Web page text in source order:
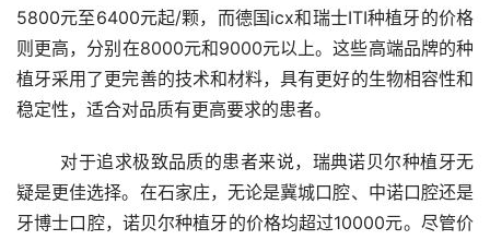
5800元至6400元起/颗，而德国icx和瑞士ITI种植牙的价格
则更高，分别在8000元和9000元以上。这些高端品牌的种
植牙采用了更完善的技术和材料，具有更好的生物相容性和
稳定性，适合对品质有更高要求的患者。
疑是更佳选择。在石家庄，无论是冀城口腔、中诺口腔还是
牙博士口腔，诺贝尔种植牙的价格均超过10000元。尽管价